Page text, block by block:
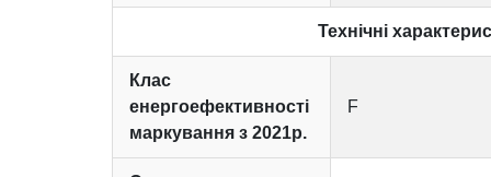
Технічні
Клас
енергоефективності
маркування з 2021р.
F